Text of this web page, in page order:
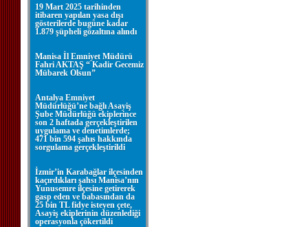
19 Mart 2025 tarihinden
itibaren yapılan yasa dışı
gösterilerde bugüne kadar
1.879 şüpheli gözaltına alındı
Manisa İl Emniyet Müdürü
Fahri AKTAŞ “ Kadir Gecemiz
Mübarek Olsun”
Antalya Emniyet
Müdürlüğü’ne bağlı Asayiş
Şube Müdürlüğü ekiplerince
son 2 haftada gerçekleştirilen
uygulama ve denetimlerde;
471 bin 594 şahıs hakkında
sorgulama gerçekleştirildi
İzmir’in Karabağlar ilçesinden
kaçırdıkları şahsı Manisa’nın
Yunusemre ilçesine getirerek
gasp eden ve babasından da
25 bin TL fidye isteyen çete,
Asayiş ekiplerinin düzenlediği
operasyonla çökertildi